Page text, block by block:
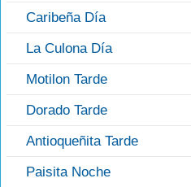
Caribeña Día
La Culona Día
Motilon Tarde
Dorado Tarde
Antioqueñita Tarde
Paisita Noche